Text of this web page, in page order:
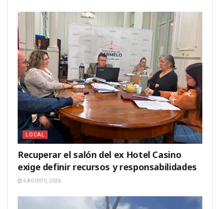
LOCAL
Recuperar el salón del ex Hotel Casino
exige definir recursos y responsabilidades
6 AGOSTO, 2026